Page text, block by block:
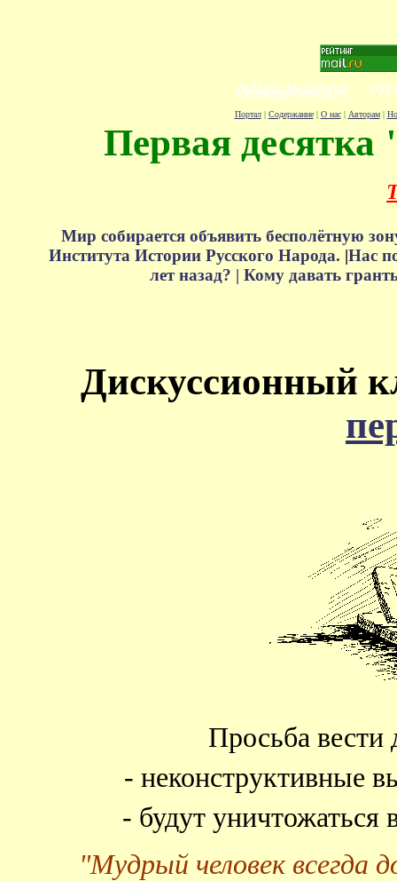
Портал| Содержание| О нас| Авторам|
Первая десятка
Мир собирается объявить бесполётную
Института Истории Русского Народа. |Нас
лет назад? | Кому давать
Дискуссионный
Просьба вести
- неконструктивные
- будут
"Мудрый человек всегда